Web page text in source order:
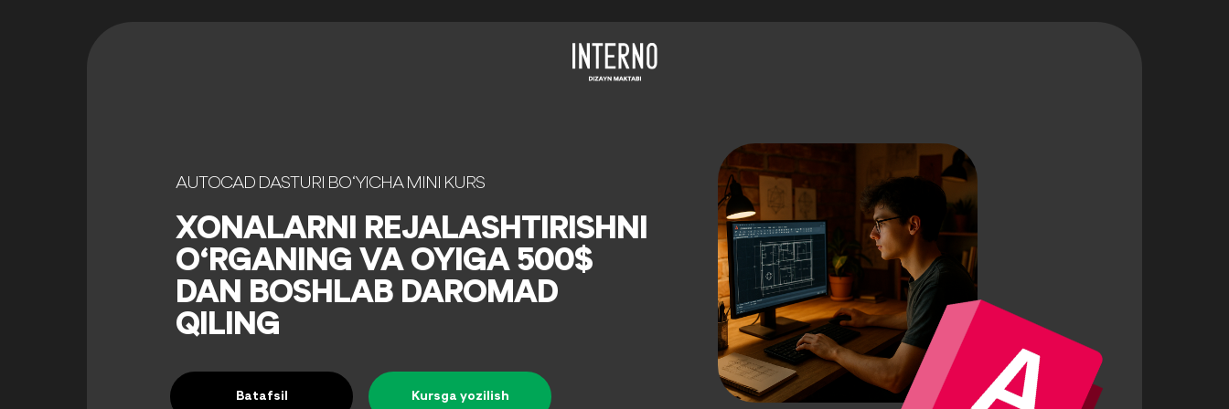
AUTOCAD DASTURI BO‘YICHA MINI KURS
XONALARNI REJALASHTIRISHNI
O‘RGANING VA OYIGA 500$
DAN BOSHLAB DAROMAD
QILING
Kursga yozilish
Batafsil